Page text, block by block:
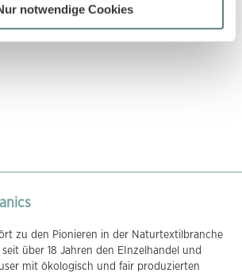
notwendige Cookies
zu den Pionieren in der Naturtextilbranche
über 18 Jahren den EInzelhandel und
mit ökologisch und fair produzierten